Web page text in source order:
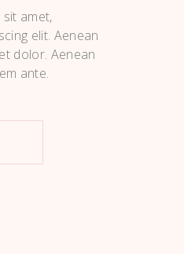
amet,
elit. Aenean
dolor. Aenean
ante.